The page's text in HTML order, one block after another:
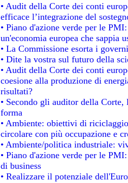
• Audit della Corte dei conti
efficace l’integrazione del
• Piano d'azione verde per le
un'economia europea che sappia
• La Commissione esorta i
• Dite la vostra sul futuro della
• Audit della Corte dei conti
coesione alla produzione di
risultati?
• Secondo gli auditor della Corte,
forma
• Ambiente: obiettivi di
circolare con più occupazione e
• Ambiente/politica industriale:
• Piano d'azione verde per le
di business
• Realizzare il potenziale